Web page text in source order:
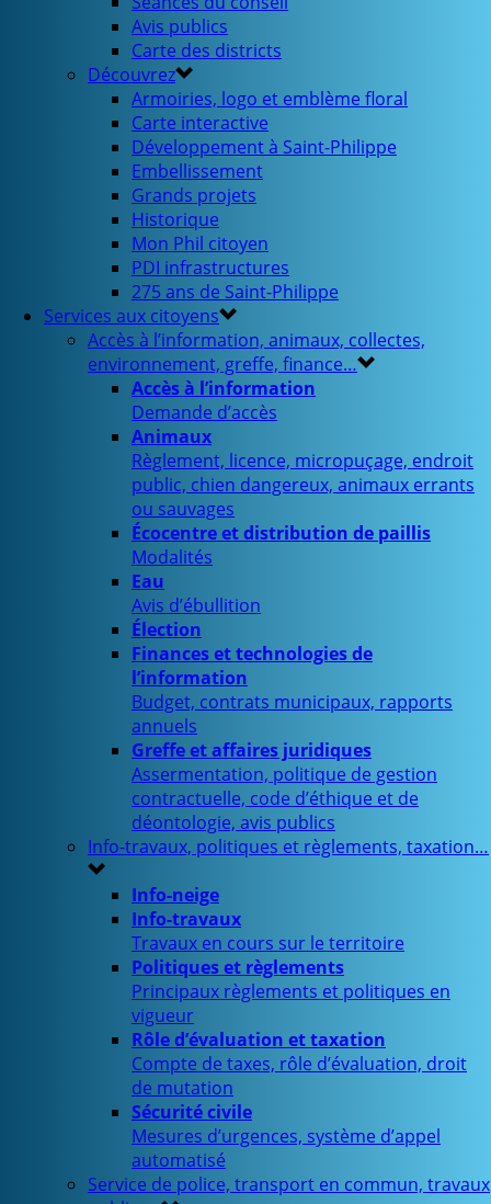
Avis publics
Carte des districts
Découvrez
Armoiries, logo et emblème floral
Carte interactive
Développement à Saint-Philippe
Embellissement
Grands projets
Historique
Mon Phil citoyen
PDI infrastructures
275 ans de Saint-Philippe
Services aux citoyens
Accès à l’information, animaux, collectes,
environnement, greffe, finance…
Accès à l’information
Demande d’accès
Animaux
Règlement, licence, micropuçage, endroit
public, chien dangereux, animaux errants
ou sauvages
Écocentre et distribution de paillis
Modalités
Eau
Avis d’ébullition
Élection
Finances et technologies de
l’information
Budget, contrats municipaux, rapports
annuels
Greffe et affaires juridiques
Assermentation, politique de gestion
contractuelle, code d’éthique et de
déontologie, avis publics
Info-travaux, politiques et règlements, taxation…
Info-neige
Info-travaux
Travaux en cours sur le territoire
Politiques et règlements
Principaux règlements et politiques en
vigueur
Rôle d’évaluation et taxation
Compte de taxes, rôle d’évaluation, droit
de mutation
Sécurité civile
Mesures d’urgences, système d’appel
automatisé
Service de police, transport en commun, travaux